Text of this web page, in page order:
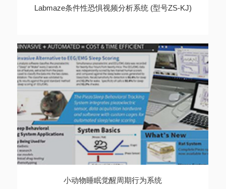
Labmaze条件性恐惧视频分析系统 (型号ZS-KJ)
小动物睡眠觉醒周期行为系统